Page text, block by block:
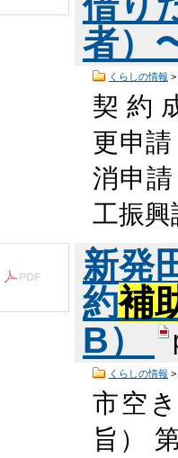
者）
くらしの情報 >
契 約
更申
消申
工振
新発
約補
B）
くらしの情報 >
市空
旨）